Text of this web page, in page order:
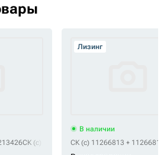
СК (c) СК-0038714
Лизинг
В наличии
СК (c) 11266813 + 11266812